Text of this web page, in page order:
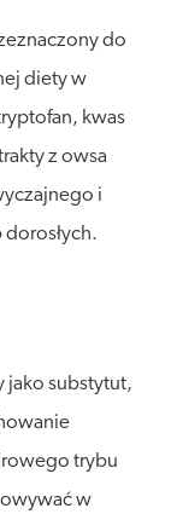
do
diety w
kwas
z owsa
i
jako substytut,
trybu
w